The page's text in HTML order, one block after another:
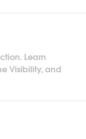
Learn
Visibility, and